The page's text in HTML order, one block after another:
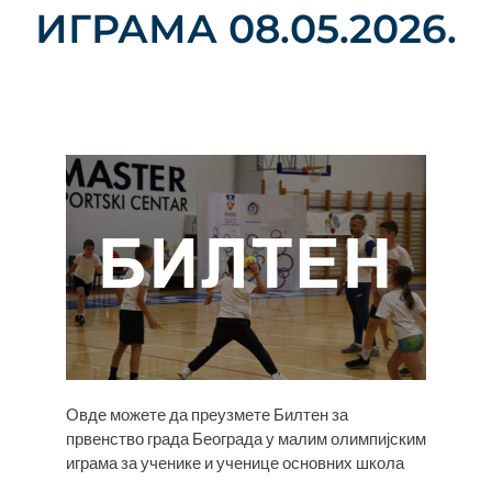
ИГРАМА 08.05.2026.
Овде можете да преузмете Билтен за
првенство града Београда у малим олимпијским
играма за ученике и ученице основних школа